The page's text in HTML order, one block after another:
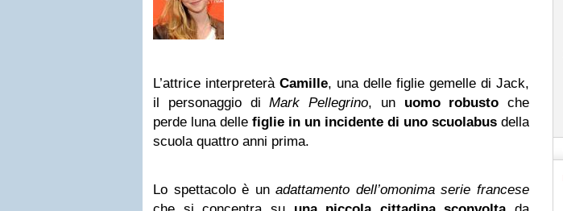
L’attrice interpreterà Camille, una delle figlie gemelle di Jack,
il personaggio diMark Pellegrino, un uomo robusto che
perde luna delle figlie in un incidente di uno scuolabus della
scuola quattro anni prima.
Lo spettacolo è unadattamento dell’omonima serie francese